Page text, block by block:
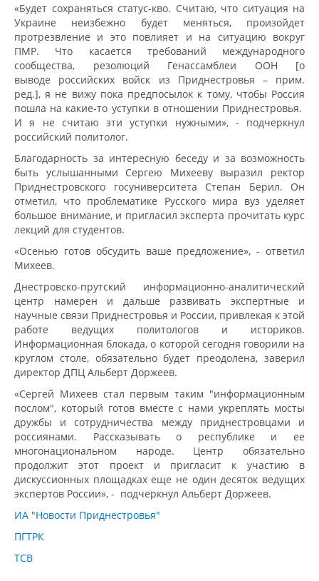
«Будет сохраняться статус-кво. Считаю, что ситуация на
Украине неизбежно будет меняться, произойдет
протрезвление и это повлияет и на ситуацию вокруг
ПМР. Что касается требований международного
сообщества, резолюций Генассамблеи ООН [о
выводе российских войск из Приднестровья – прим.
ред.], я не вижу пока предпосылок к тому, чтобы Россия
пошла на какие-то уступки в отношении Приднестровья.
И я не считаю эти уступки нужными», - подчеркнул
российский политолог.
Благодарность за интересную беседу и за возможность
быть услышанными Сергею Михееву выразил ректор
Приднестровского госуниверситета Степан Берил. Он
отметил, что проблематике Русского мира вуз уделяет
большое внимание, и пригласил эксперта прочитать курс
лекций для студентов.
«Осенью готов обсудить ваше предложение», - ответил
Михеев.
Днестровско-прутский информационно-аналитический
центр намерен и дальше развивать экспертные и
научные связи Приднестровья и России, привлекая к этой
работе ведущих политологов и историков.
Информационная блокада, о которой сегодня говорили на
круглом столе, обязательно будет преодолена, заверил
директор ДПЦ Альберт Доржеев.
«Сергей Михеев стал первым таким "информационным
послом", который готов вместе с нами укреплять мосты
дружбы и сотрудничества между приднестровцами и
россиянами. Рассказывать о республике и ее
многонациональном народе. Центр обязательно
продолжит этот проект и пригласит к участию в
дискуссионных площадках еще не один десяток ведущих
экспертов России», - подчеркнул Альберт Доржеев.
ИА "Новости Приднестровья"
ПГТРК
ТСВ